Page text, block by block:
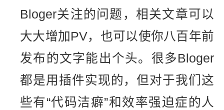
Bloger关注的问题，相关文章可以
大大增加PV，也可以使你八百年前
发布的文字能出个头。很多Bloger
都是用插件实现的，但对于我们这
些有“代码洁癖”和效率强迫症的人